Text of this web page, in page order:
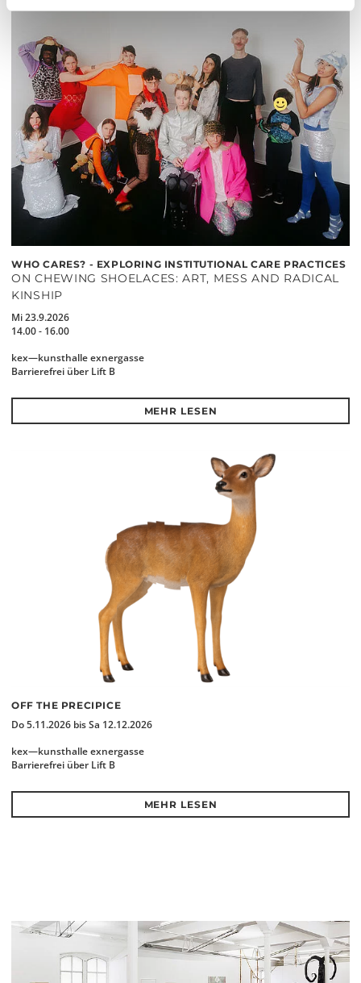
WHO CARES? - EXPLORING INSTITUTIONAL CARE PRACTICES
ON CHEWING SHOELACES: ART, MESS AND RADICAL
KINSHIP
Mi 23.9.2026
14.00 - 16.00
kex—kunsthalle exnergasse
Barrierefrei über Lift B
MEHR LESEN
OFF THE PRECIPICE
Do 5.11.2026 bis Sa 12.12.2026
kex—kunsthalle exnergasse
Barrierefrei über Lift B
MEHR LESEN